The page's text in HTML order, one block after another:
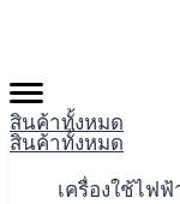
สินค้าทั้งหมด
สินค้าทั้งหมด
เครื่องใช้ไฟฟ้